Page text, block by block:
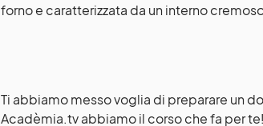
forno e caratterizzata da un interno
Ti abbiamo messo voglia di preparare un
Acadèmia.tv abbiamo il corso che fa per te!